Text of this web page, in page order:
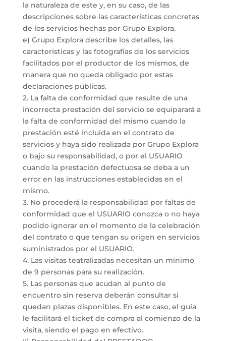
la naturaleza de este y, en su caso, de las
descripciones sobre las características concretas
de los servicios hechas por Grupo Explora.
e) Grupo Explora describe los detalles, las
características y las fotografías de los servicios
facilitados por el productor de los mismos, de
manera que no queda obligado por estas
declaraciones públicas.
2. La falta de conformidad que resulte de una
incorrecta prestación del servicio se equiparará a
la falta de conformidad del mismo cuando la
prestación esté incluida en el contrato de
servicios y haya sido realizada por Grupo Explora
o bajo su responsabilidad, o por el USUARIO
cuando la prestación defectuosa se deba a un
error en las instrucciones establecidas en el
mismo.
3. No procederá la responsabilidad por faltas de
conformidad que el USUARIO conozca o no haya
podido ignorar en el momento de la celebración
del contrato o que tengan su origen en servicios
suministrados por el USUARIO.
4. Las visitas teatralizadas necesitan un mínimo
de 9 personas para su realización.
5. Las personas que acudan al punto de
encuentro sin reserva deberán consultar si
quedan plazas disponibles. En este caso, el guía
le facilitará el ticket de compra al comienzo de la
visita, siendo el pago en efectivo.